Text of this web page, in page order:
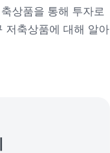
상품을 통해 투자로
저축상품에 대해 알아